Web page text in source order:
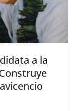
a la